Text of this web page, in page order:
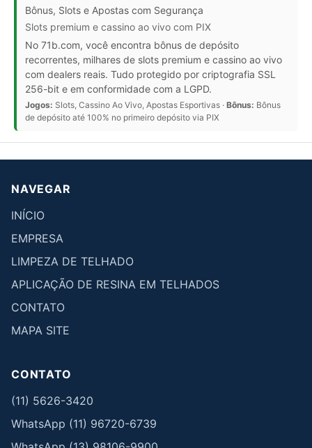
Bônus, Slots e Apostas com Segurança
Slots premium e cassino ao vivo com PIX
No 71b.com, você encontra bônus de depósito
recorrentes, milhares de slots premium e cassino ao vivo
com dealers reais. Tudo protegido por criptografia SSL
256-bit e em conformidade com a LGPD.
Jogos: Slots, Cassino Ao Vivo, Apostas Esportivas · Bônus: Bônus
de depósito até 100% no primeiro depósito via PIX
NAVEGAR
INÍCIO
EMPRESA
LIMPEZA DE TELHADO
APLICAÇÃO DE RESINA EM TELHADOS
CONTATO
MAPA SITE
CONTATO
(11) 5626-3420
WhatsApp (11) 96720-6739